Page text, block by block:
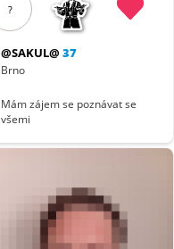
?
@SAKUL@ 37
Brno
Mám zájem se poznávat se
všemi